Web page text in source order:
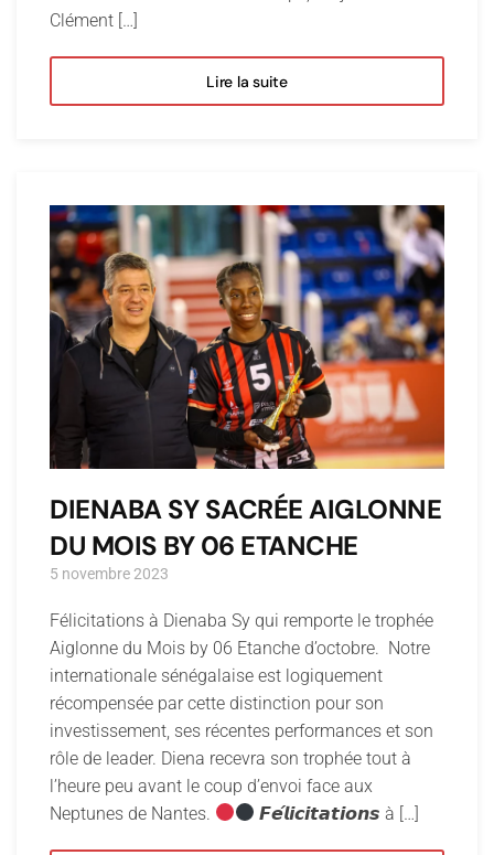
Clément […]
Lire la suite
DIENABA SY SACRÉE AIGLONNE
DU MOIS BY 06 ETANCHE
5 novembre 2023
Félicitations à Dienaba Sy qui remporte le trophée
Aiglonne du Mois by 06 Etanche d’octobre. Notre
internationale sénégalaise est logiquement
récompensée par cette distinction pour son
investissement, ses récentes performances et son
rôle de leader. Diena recevra son trophée tout à
l’heure peu avant le coup d’envoi face aux
Neptunes de Nantes.
𝙁𝙚́𝙡𝙞𝙘𝙞𝙩𝙖𝙩𝙞𝙤𝙣𝙨 à […]